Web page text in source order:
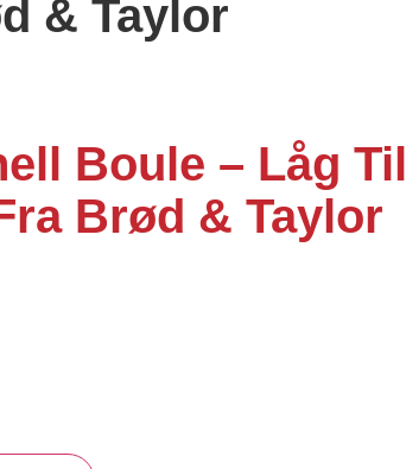
& Taylor
Boule – Låg Til
Brød & Taylor